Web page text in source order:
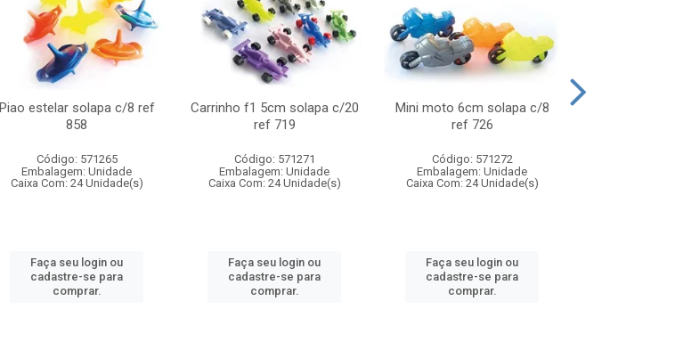
Piao estelar solapa c/8 ref
858
Código: 571265
Embalagem: Unidade
Caixa Com: 24 Unidade(s)
Faça seu login ou
cadastre-se para
comprar.
Carrinho f1 5cm solapa c/20
ref 719
Código: 571271
Embalagem: Unidade
Caixa Com: 24 Unidade(s)
Faça seu login ou
cadastre-se para
comprar.
Mini moto 6cm solapa c/8
ref 726
Código: 571272
Embalagem: Unidade
Caixa Com: 24 Unidade(s)
Faça seu login ou
cadastre-se para
comprar.